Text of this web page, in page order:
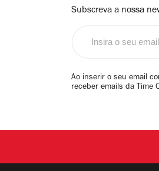
Subscreva a nossa
email
Ao inserir o seu email
receber emails da Time